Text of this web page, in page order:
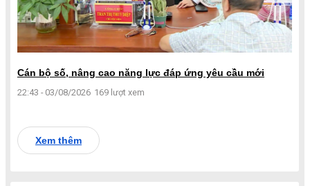
Cán bộ số, nâng cao năng lực đáp ứng yêu cầu mới
22:43 - 03/08/2026 169 lượt xem
Xem thêm